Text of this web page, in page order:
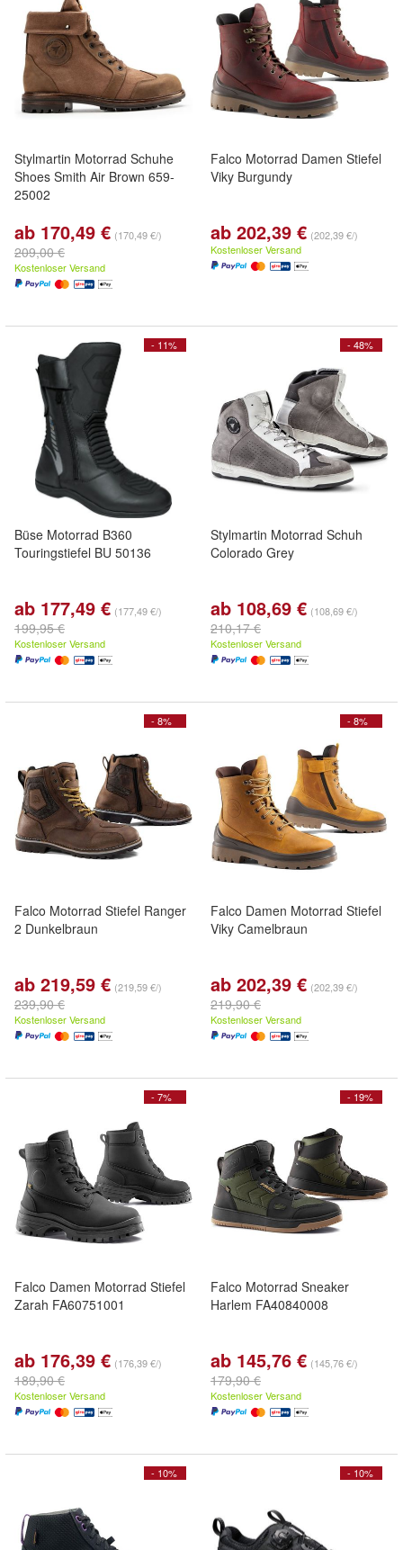
Stylmartin Motorrad Schuhe
Shoes Smith Air Brown 659-
25002
ab 170,49 € (170,49 €/)
209,00 €
Kostenloser Versand
Falco Motorrad Damen Stiefel
Viky Burgundy
ab 202,39 € (202,39 €/)
Kostenloser Versand
- 11%
Büse Motorrad B360
Touringstiefel BU 50136
ab 177,49 € (177,49 €/)
199,95 €
Kostenloser Versand
- 48%
Stylmartin Motorrad Schuh
Colorado Grey
ab 108,69 € (108,69 €/)
210,17 €
Kostenloser Versand
- 8%
Falco Motorrad Stiefel Ranger
2 Dunkelbraun
ab 219,59 € (219,59 €/)
239,90 €
Kostenloser Versand
- 8%
Falco Damen Motorrad Stiefel
Viky Camelbraun
ab 202,39 € (202,39 €/)
219,90 €
Kostenloser Versand
- 7%
Falco Damen Motorrad Stiefel
Zarah FA60751001
ab 176,39 € (176,39 €/)
189,90 €
Kostenloser Versand
- 19%
Falco Motorrad Sneaker
Harlem FA40840008
ab 145,76 € (145,76 €/)
179,90 €
Kostenloser Versand
- 10% - 10%